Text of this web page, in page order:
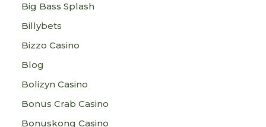
Big Bass Splash
Billybets
Bizzo Casino
Blog
Bolizyn Casino
Bonus Crab Casino
Bonuskong Casino